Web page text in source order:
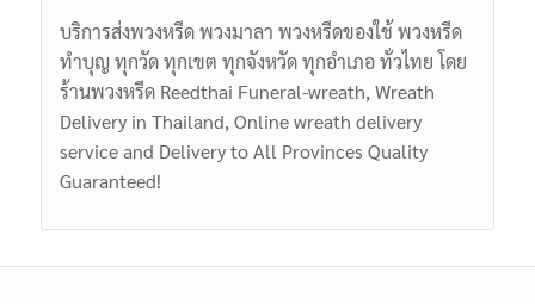
บริการส่งพวงหรีด พวงมาลา พวงหรีดของใช้ พวงหรีด
ทำบุญ ทุกวัด ทุกเขต ทุกจังหวัด ทุกอำเภอ ทั่วไทย โดย
ร้านพวงหรีด Reedthai Funeral-wreath, Wreath
Delivery in Thailand, Online wreath delivery
service and Delivery to All Provinces Quality
Guaranteed!